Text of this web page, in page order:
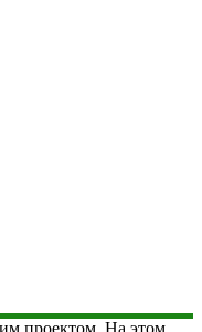
проектом. На этом